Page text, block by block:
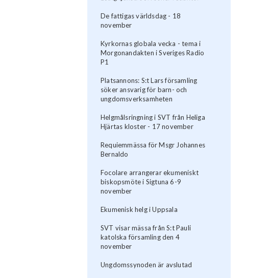
De fattigas världsdag - 18
november
Kyrkornas globala vecka - tema i
Morgonandakten i Sveriges Radio
P1
Platsannons: S:t Lars församling
söker ansvarig för barn- och
ungdomsverksamheten
Helgmålsringning i SVT från Heliga
Hjärtas kloster - 17 november
Requiemmässa för Msgr Johannes
Bernaldo
Focolare arrangerar ekumeniskt
biskopsmöte i Sigtuna 6-9
november
Ekumenisk helg i Uppsala
SVT visar mässa från S:t Pauli
katolska församling den 4
november
Ungdomssynoden är avslutad